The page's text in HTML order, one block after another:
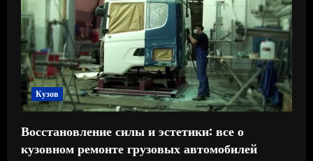
Кузов
Восстановление силы и эстетики: все о
кузовном ремонте грузовых автомобилей